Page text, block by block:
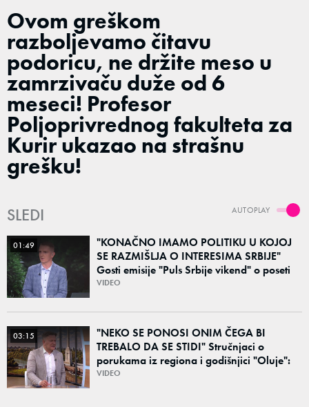
Ovom greškom
razboljevamo čitavu
podoricu, ne držite meso u
zamrzivaču duže od 6
meseci! Profesor
Poljoprivrednog fakulteta za
Kurir ukazao na strašnu
grešku!
AUTOPLAY
SLEDI
01:49
"KONAČNO IMAMO POLITIKU U KOJOJ
SE RAZMIŠLJA O INTERESIMA SRBIJE"
Gosti emisije "Puls Srbije vikend" o poseti
Zelenskog Beogradu: "Otvaraju se nova
VIDEO
03:15
"NEKO SE PONOSI ONIM ČEGA BI
TREBALO DA SE STIDI" Stručnjaci o
porukama iz regiona i godišnjici "Oluje":
"Ponos na stradanje je anticivilizacijska
VIDEO